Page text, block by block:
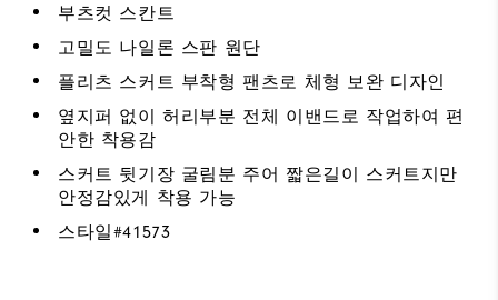
부츠컷 스칸트
고밀도 나일론 스판 원단
플리츠 스커트 부착형 팬츠로 체형 보완 디자인
옆지퍼 없이 허리부분 전체 이밴드로 작업하여 편
안한 착용감
스커트 뒷기장 굴림분 주어 짧은길이 스커트지만
안정감있게 착용 가능
스타일#41573